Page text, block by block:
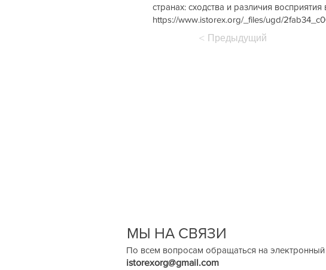
странах: сходства и различия
https://www.istorex.org/_files/ugd/
< Предыдущий
МЫ НА СВЯЗИ
По всем вопросам обращаться на электронный
istorexorg@gmail.com